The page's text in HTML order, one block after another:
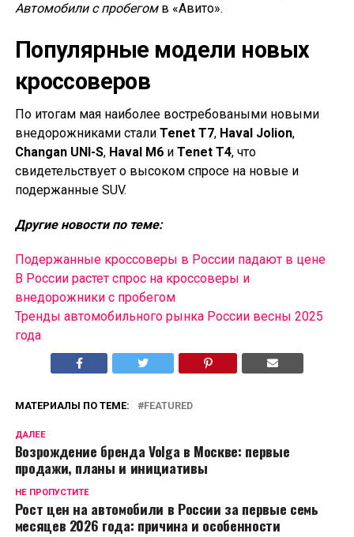
Автомобили с пробегомв «Авито».
Популярные модели новых
кроссоверов
По итогам мая наиболее востребоваными новыми
внедорожниками стали Tenet T7, Haval Jolion,
Changan UNI-S, Haval M6и Tenet T4, что
свидетельствует о высоком спросе на новые и
подержанные SUV.
Другие новости по теме:
Подержанные кроссоверы в России падают в цене
В России растет спрос на кроссоверы и
внедорожники с пробегом
Тренды автомобильного рынка России весны 2025
года
МАТЕРИАЛЫ ПО ТЕМЕ: FEATURED
ДАЛЕЕ
Возрождение бренда Volga в Москве: первые
продажи, планы и инициативы
НЕ ПРОПУСТИТЕ
Рост цен на автомобили в России за первые семь
месяцев 2026 года: причина и особенности